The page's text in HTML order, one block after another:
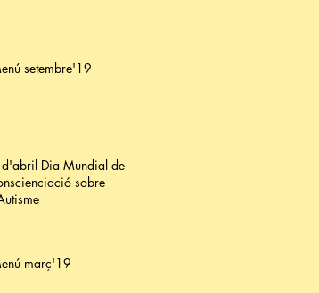
setembre'19
Dia Mundial de la
sobre
març'19